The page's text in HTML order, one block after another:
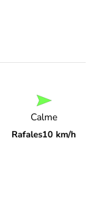
Calme
Rafales10 km/h